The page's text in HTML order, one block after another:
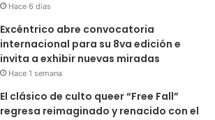
Hace 6 días
Excéntrico abre convocatoria
internacional para su 8va edición e
invita a exhibir nuevas miradas
Hace 1 semana
El clásico de culto queer “Free Fall”
regresa reimaginado y renacido con el